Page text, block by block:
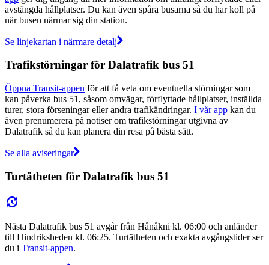
avstängda hållplatser. Du kan även spåra busarna så du har koll på
när busen närmar sig din station.
Se linjekartan i närmare detalj
Trafikstörningar för Dalatrafik bus 51
Öppna Transit-appen för att få veta om eventuella störningar som
kan påverka bus 51, såsom omvägar, förflyttade hållplatser, inställda
turer, stora förseningar eller andra trafikändringar. I vår app kan du
även prenumerera på notiser om trafikstörningar utgivna av
Dalatrafik så du kan planera din resa på bästa sätt.
Se alla aviseringar
Turtätheten för Dalatrafik bus 51
Nästa Dalatrafik bus 51 avgår från Hånåkni kl. 06:00 och anländer
till Hindriksheden kl. 06:25. Turtätheten och exakta avgångstider ser
du i Transit-appen.